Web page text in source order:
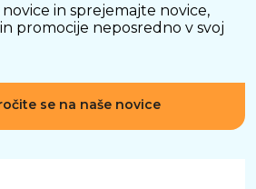
novice in sprejemajte novice,
promocije neposredno v svoj
se na naše novice